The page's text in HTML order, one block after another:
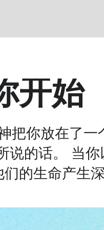
开始
把你放在了一
说的话。 当
的生命产生深